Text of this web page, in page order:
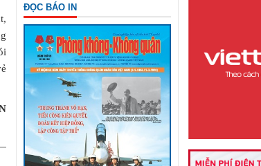
ĐỌC BÁO IN